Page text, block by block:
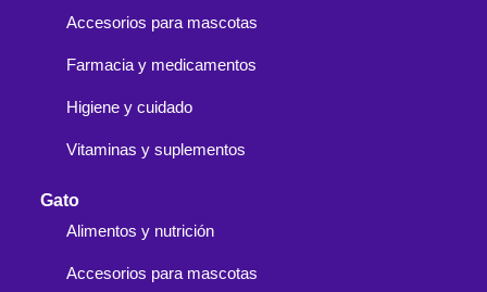
Accesorios para mascotas
Farmacia y medicamentos
Higiene y cuidado
Vitaminas y suplementos
Gato
Alimentos y nutrición
Accesorios para mascotas